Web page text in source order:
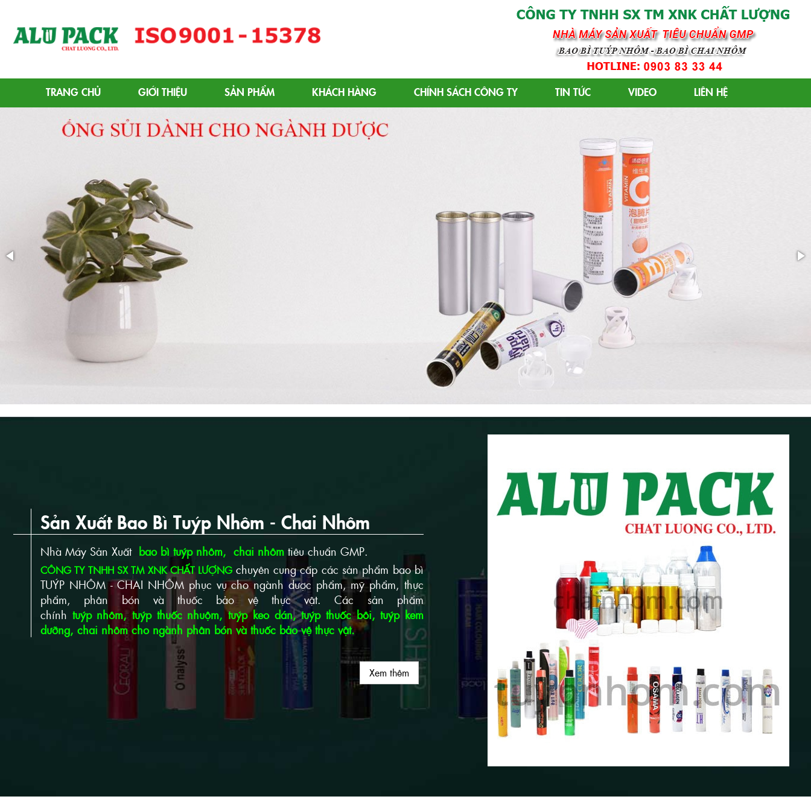
Alupack - Bao Bì Tuýp Nhôm | Chai Nhôm Tiêu Chuẩn GMP
TRANG CHỦ GIỚI THIỆU SẢN PHẨM KHÁCH HÀNG CHÍNH SÁCH CÔNG TY TIN TỨC VIDEO LIÊN HỆ
Sản Xuất Bao Bì Tuýp Nhôm - Chai Nhôm
Nhà Máy Sản Xuất bao bì tuýp nhôm, chai nhôm tiêu chuẩn GMP.
CÔNG TY TNHH SX TM XNK CHẤT LƯỢNG chuyên cung cấp các sản phẩm bao bì
TUÝP NHÔM - CHAI NHÔM phục vụ cho ngành dược phẩm, mỹ phẩm, thực
phẩm, phân bón và thuốc bảo vệ thực vật. Các sản phẩm
chính tuýp nhôm, tuýp thuốc nhuộm, tuýp keo dán, tuýp thuốc bôi, tuýp kem
dưỡng, chai nhôm cho ngành phân bón và thuốc bảo vệ thực vật.
Xem thêm